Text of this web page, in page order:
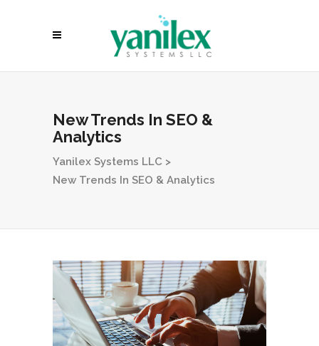
New Trends In SEO &
Analytics
Yanilex Systems LLC >
New Trends In SEO & Analytics